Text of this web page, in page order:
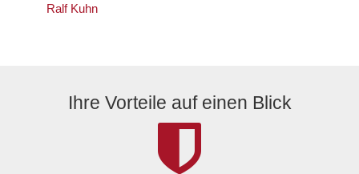
Ralf Kuhn
Ihre Vorteile auf einen Blick